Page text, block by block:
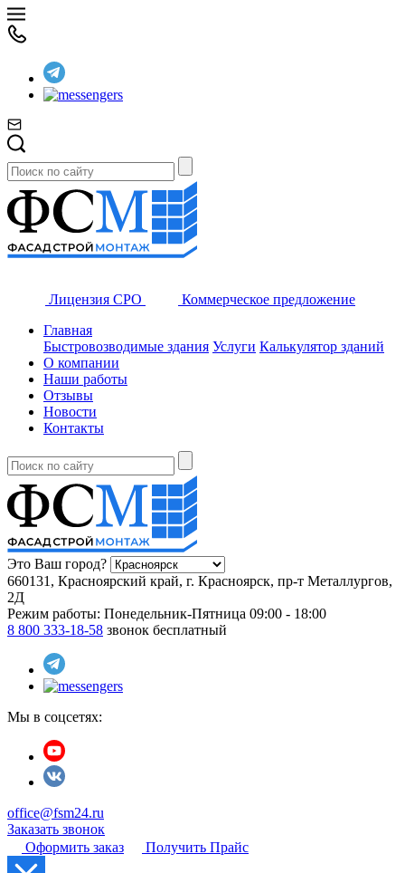
Лицензия СРО
Коммерческое предложение
Главная
Быстровозводимые здания Услуги Калькулятор зданий
О компании
Наши работы
Отзывы
Новости
Контакты
Это Ваш город?
660131, Красноярский край, г. Красноярск, пр-т Металлургов,
2Д
Режим работы: Понедельник-Пятница 09:00 - 18:00
8 800 333-18-58 звонок бесплатный
Мы в соцсетях:
office@fsm24.ru
Заказать звонок
Оформить заказ
Получить Прайс